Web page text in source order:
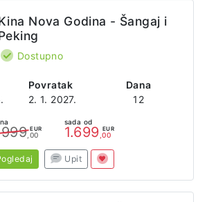
Povratak
2. 1. 2027.
Dana
12
Nova Godina - Šangaj i
Dostupno
EUR
,00
sada od
1.699 EUR
,00
Upit